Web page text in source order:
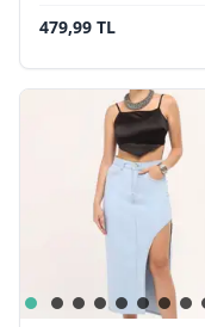
479,99 TL